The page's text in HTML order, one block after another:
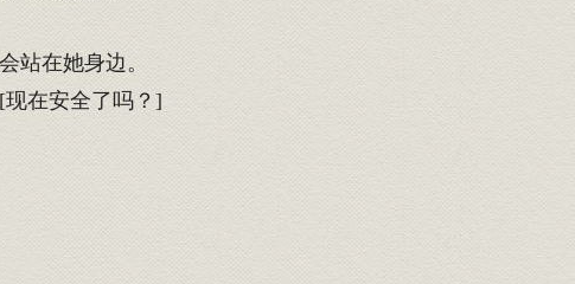
站在她身边。
在安全了吗？]